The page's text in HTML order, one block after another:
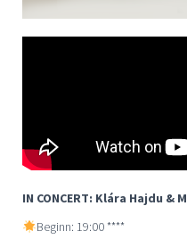
IN CONCERT: Klára Hajdu &
Beginn: 19:00 ****